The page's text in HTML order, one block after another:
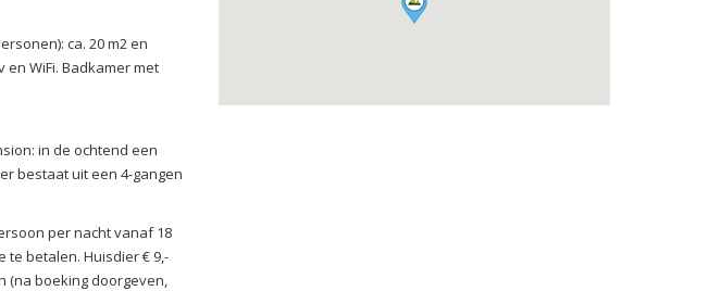
ca. 20 m2 en
WiFi. Badkamer met
in de ochtend een
bestaat uit een 4-gangen
per nacht vanaf 18
te betalen. Huisdier € 9,-
(na boeking doorgeven,